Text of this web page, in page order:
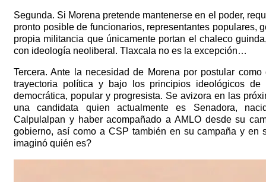
Segunda. Si Morena pretende mantenerse en el poder,
pronto posible de funcionarios, representantes populares,
propia militancia que únicamente portan el chaleco
con ideología neoliberal. Tlaxcala no es la excepción…
Tercera. Ante la necesidad de Morena por postular
trayectoria política y bajo los principios ideológicos de
democrática, popular y progresista. Se avizora en las
una candidata quien actualmente es Senadora,
Calpulalpan y haber acompañado a AMLO desde su
gobierno, así como a CSP también en su campaña y en
imaginó quién es?